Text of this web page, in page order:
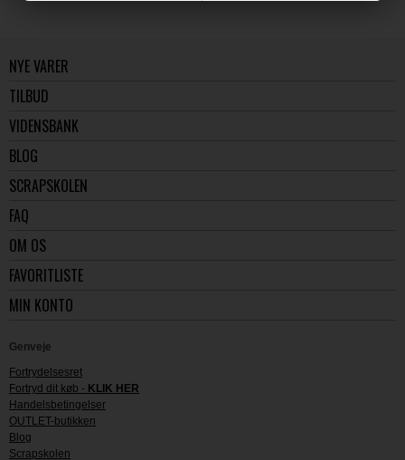
NYE VARER
TILBUD
VIDENSBANK
BLOG
SCRAPSKOLEN
FAQ
OM OS
FAVORITLISTE
MIN KONTO
Genveje
Fortrydelsesret
Fortryd dit køb - KLIK HER
Handelsbetingelser
OUTLET-butikken
Blog
Scrapskolen